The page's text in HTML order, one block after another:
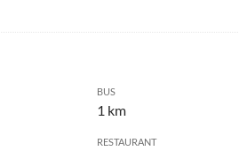
BUS
1 km
RESTAURANT